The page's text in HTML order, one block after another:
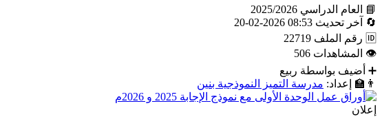
📘 العام الدراسي 2025/2026
🔄
آخر تحديث 08:53 2026-02-20
🆔 رقم الملف 22719
👁 المشاهدات 506
➕ أضيف بواسطة ربيع
👨‍🏫
إعداد: مدرسة التميز النموذجية بنين
إعلان